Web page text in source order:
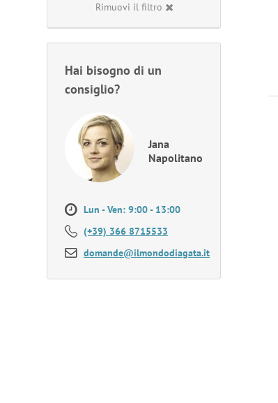
Rimuovi il filtro
Hai bisogno di un
consiglio?
Jana
Napolitano
Lun - Ven: 9:00 - 13:00
(+39) 366 8715533
domande@ilmondodiagata.it